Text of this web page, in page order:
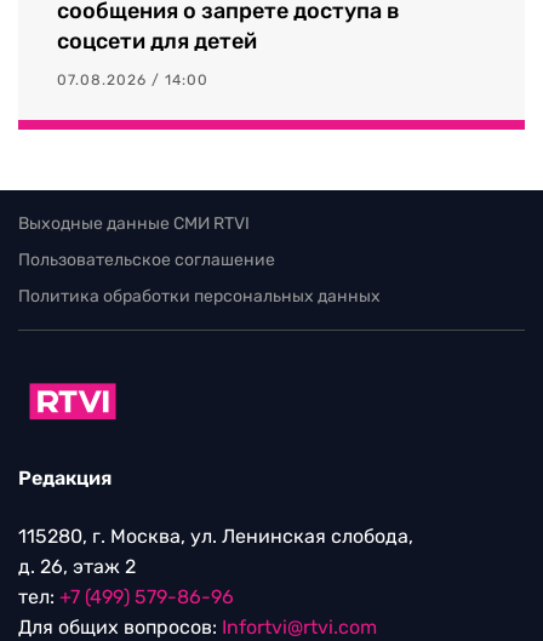
сообщения о запрете доступа в
соцсети для детей
07.08.2026 / 14:00
Выходные данные СМИ RTVI
Пользовательское соглашение
Политика обработки персональных данных
Редакция
115280, г. Москва, ул. Ленинская слобода,
д. 26, этаж 2
тел: +7 (499) 579-86-96
Для общих вопросов: Infortvi@rtvi.com